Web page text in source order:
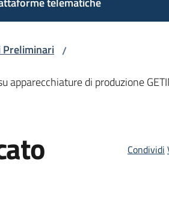
Preliminari /
di produzione
Condividi